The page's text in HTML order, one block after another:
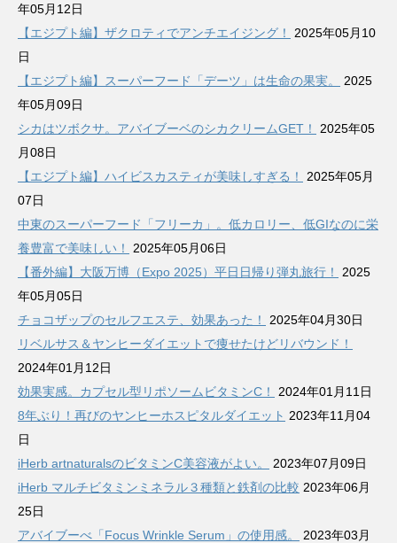
年05月12日
【エジプト編】ザクロティでアンチエイジング！
2025年05月10
日
【エジプト編】スーパーフード「デーツ」は生命の果実。
2025
年05月09日
シカはツボクサ。アバイブーベのシカクリームGET！
2025年05
月08日
【エジプト編】ハイビスカスティが美味しすぎる！
2025年05月
07日
中東のスーパーフード「フリーカ」。低カロリー、低GIなのに栄
養豊富で美味しい！
2025年05月06日
【番外編】大阪万博（Expo 2025）平日日帰り弾丸旅行！
2025
年05月05日
チョコザップのセルフエステ、効果あった！
2025年04月30日
リベルサス＆ヤンヒーダイエットで痩せたけどリバウンド！
2024年01月12日
効果実感。カプセル型リポソームビタミンC！
2024年01月11日
8年ぶり！再びのヤンヒーホスピタルダイエット 2023年11月04
日
iHerb artnaturalsのビタミンC美容液がよい。
2023年07月09日
iHerb マルチビタミンミネラル３種類と鉄剤の比較 2023年06月
25日
アバイブーべ「Focus Wrinkle Serum」の使用感。
2023年03月